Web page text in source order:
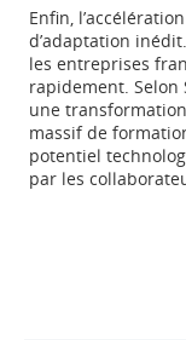
Enfin,
d’adaptation
les entreprises
rapidement. Selon
une
massif de
potentiel
par les